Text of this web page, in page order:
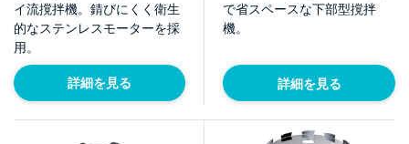
イ流撹拌機。錆びにくく衛生
的なステンレスモーターを採
用。
詳細を見る
で省スペースな下部型撹拌
機。
詳細を見る